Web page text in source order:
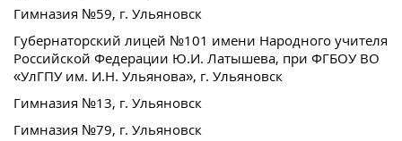
Гимназия №59, г. Ульяновск
Губернаторский лицей №101 имени Народного учителя
Российской Федерации Ю.И. Латышева, при ФГБОУ ВО
«УлГПУ им. И.Н. Ульянова», г. Ульяновск
Гимназия №13, г. Ульяновск
Гимназия №79, г. Ульяновск